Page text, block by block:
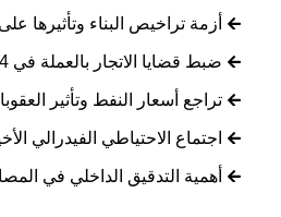
أزمة تراخيص البناء وتأثيرها
ضبط قضايا الاتجار بالعملة في 24 ساعة
تراجع أسعار النفط وتأثير
اجتماع الاحتياطي الفيدرالي الأخير
أهمية التدقيق الداخلي في